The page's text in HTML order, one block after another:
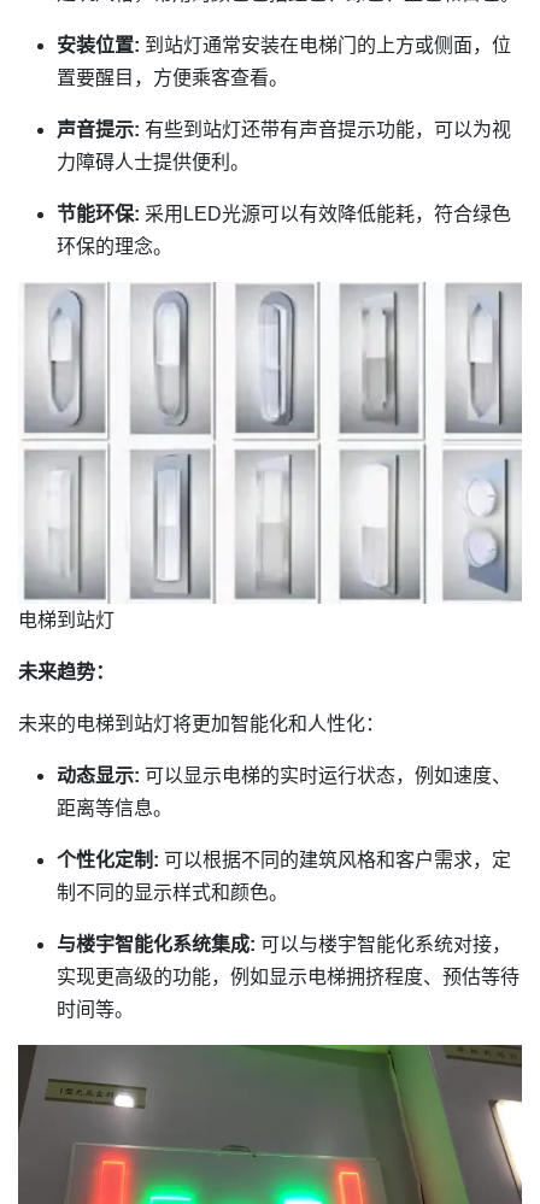
安装位置: 到站灯通常安装在电梯门的上方或侧面，位
置要醒目，方便乘客查看。
声音提示: 有些到站灯还带有声音提示功能，可以为视
力障碍人士提供便利。
节能环保: 采用LED光源可以有效降低能耗，符合绿色
环保的理念。
电梯到站灯
未来趋势：
未来的电梯到站灯将更加智能化和人性化：
动态显示: 可以显示电梯的实时运行状态，例如速度、
距离等信息。
个性化定制: 可以根据不同的建筑风格和客户需求，定
制不同的显示样式和颜色。
与楼宇智能化系统集成: 可以与楼宇智能化系统对接，
实现更高级的功能，例如显示电梯拥挤程度、预估等待
时间等。